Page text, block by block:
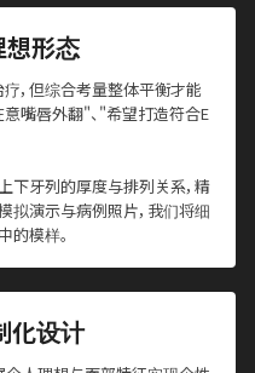
想形态
，但综合考量整体平衡才能
嘴唇外翻"、"希望打造符合E
下牙列的厚度与排列关系，精
拟演示与病例照片，我们将细
的模样。
化设计